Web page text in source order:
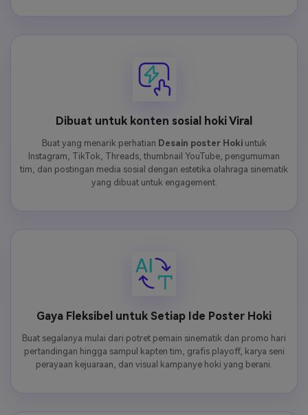
Dibuat untuk konten sosial hoki Viral
Buat yang menarik perhatian Desain poster Hokiuntuk
Instagram, TikTok, Threads, thumbnail YouTube, pengumuman
tim, dan postingan media sosial dengan estetika olahraga sinematik
yang dibuat untuk engagement.
Gaya Fleksibel untuk Setiap Ide Poster Hoki
Buat segalanya mulai dari potret pemain sinematik dan promo hari
pertandingan hingga sampul kapten tim, grafis playoff, karya seni
perayaan kejuaraan, dan visual kampanye hoki yang berani.